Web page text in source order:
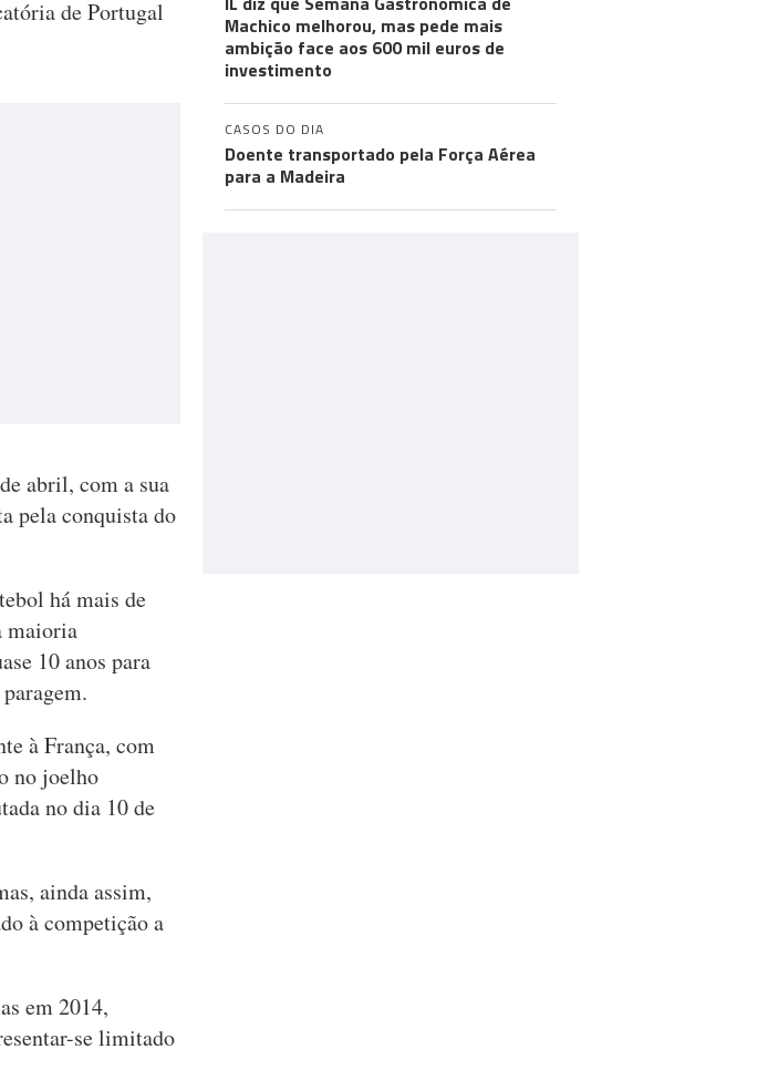
de Portugal
abril, com a sua
pela conquista do
há mais de
maioria
10 anos para
à França, com
no joelho
no dia 10 de
ainda assim,
à competição a
em 2014,
se limitado
Machico melhorou, mas pede mais
ambição face aos 600 mil euros de
investimento
CASOS DO DIA
Doente transportado pela Força Aérea
para a Madeira